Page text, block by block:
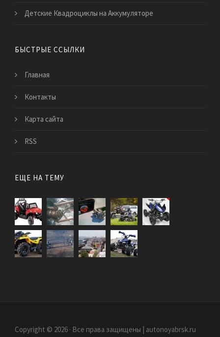
Детские Квадроциклы на Аккумуляторе
БЫСТРЫЕ ССЫЛКИ
Главная
Контакты
Карта сайта
RSS
ЕЩЕ НА ТЕМУ
Copyright © 2026 · Все права защищены | autonoyabrsk.ru